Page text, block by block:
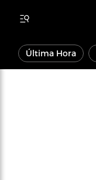
Última Hora